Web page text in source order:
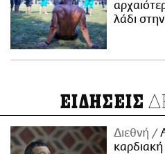
λάδι
ΕΙΔΗΣΕΙΣ
Διεθνή